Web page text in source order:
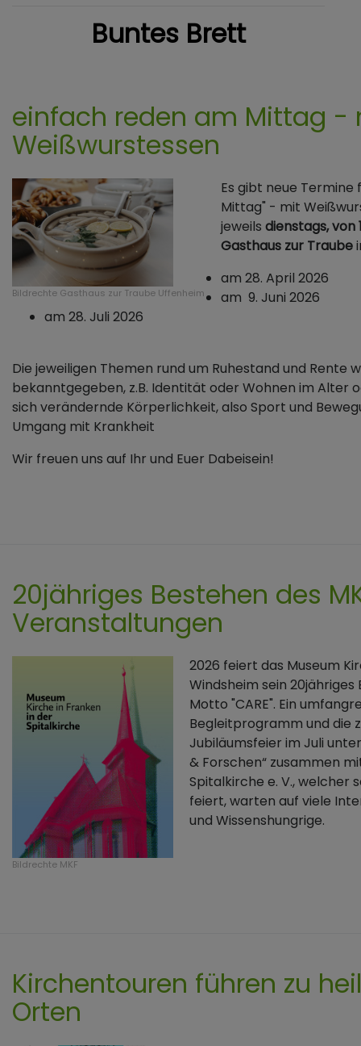
Buntes Brett
einfach reden am Mittag -
Weißwurstessen
Bildrechte Gasthaus zur Traube Uffenheim
Es gibt neue
Mittag" - mit
jeweils dienstags, von
Gasthaus zur Traube
am 28. April 2026
am 9. Juni 2026
am 28. Juli 2026
Die jeweiligen Themen rund um Ruhestand und Rente
bekanntgegeben, z.B. Identität oder Wohnen im Alter
sich verändernde Körperlichkeit, also Sport und
Umgang mit Krankheit
Wir freuen uns auf Ihr und Euer Dabeisein!
20jähriges Bestehen des
Veranstaltungen
Bildrechte MKF
2026 feiert das Museum
Windsheim sein
Motto "CARE". Ein
Begleitprogramm und die
Jubiläumsfeier im Juli
& Forschen“ zusammen
Spitalkirche e. V., welcher
feiert, warten auf viele
und Wissenshungrige.
Kirchentouren führen zu
Orten